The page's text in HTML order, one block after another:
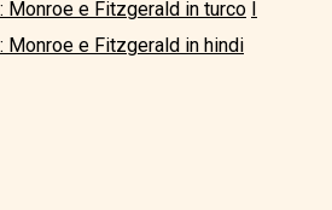
Monroe e Fitzgerald in turco I
Monroe e Fitzgerald in hindi